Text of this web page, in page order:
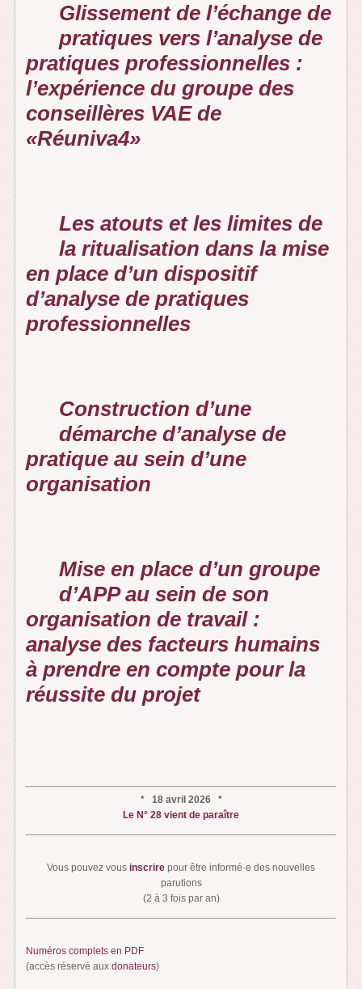
Glissement de l’échange de
pratiques vers l’analyse de
pratiques professionnelles :
l’expérience du groupe des
conseillères VAE de
«Réuniva4»
Les atouts et les limites de
la ritualisation dans la mise
en place d’un dispositif
d’analyse de pratiques
professionnelles
Construction d’une
démarche d’analyse de
pratique au sein d’une
organisation
Mise en place d’un groupe
d’APP au sein de son
organisation de travail :
analyse des facteurs humains
à prendre en compte pour la
réussite du projet
* 18 avril 2026 *
Le N° 28 vient de paraître
Vous pouvez vous inscrire pour être informé·e des nouvelles
parutions
(2 à 3 fois par an)
Numéros complets en PDF
(accès réservé auxdonateurs)